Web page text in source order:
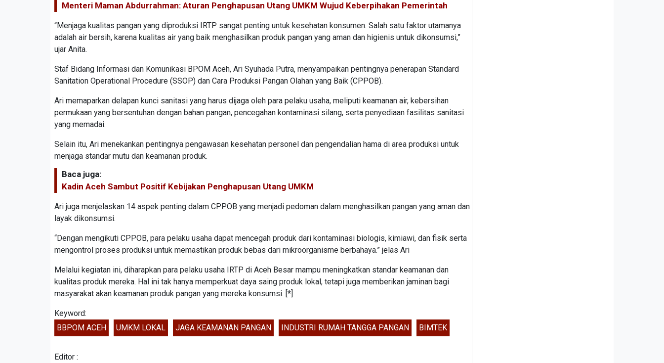
Menteri Maman Abdurrahman: Aturan Penghapusan Utang UMKM Wujud Keberpihakan Pemerintah
“Menjaga kualitas pangan yang diproduksi IRTP sangat penting untuk kesehatan konsumen. Salah satu faktor utamanya
adalah air bersih, karena kualitas air yang baik menghasilkan produk pangan yang aman dan higienis untuk dikonsumsi,”
ujar Anita.
Staf Bidang Informasi dan Komunikasi BPOM Aceh, Ari Syuhada Putra, menyampaikan pentingnya penerapan Standard
Sanitation Operational Procedure (SSOP) dan Cara Produksi Pangan Olahan yang Baik (CPPOB).
Ari memaparkan delapan kunci sanitasi yang harus dijaga oleh para pelaku usaha, meliputi keamanan air, kebersihan
permukaan yang bersentuhan dengan bahan pangan, pencegahan kontaminasi silang, serta penyediaan fasilitas sanitasi
yang memadai.
Selain itu, Ari menekankan pentingnya pengawasan kesehatan personel dan pengendalian hama di area produksi untuk
menjaga standar mutu dan keamanan produk.
Baca juga:
Kadin Aceh Sambut Positif Kebijakan Penghapusan Utang UMKM
Ari juga menjelaskan 14 aspek penting dalam CPPOB yang menjadi pedoman dalam menghasilkan pangan yang aman dan
layak dikonsumsi.
“Dengan mengikuti CPPOB, para pelaku usaha dapat mencegah produk dari kontaminasi biologis, kimiawi, dan fisik serta
mengontrol proses produksi untuk memastikan produk bebas dari mikroorganisme berbahaya.” jelas Ari
Melalui kegiatan ini, diharapkan para pelaku usaha IRTP di Aceh Besar mampu meningkatkan standar keamanan dan
kualitas produk mereka. Hal ini tak hanya memperkuat daya saing produk lokal, tetapi juga memberikan jaminan bagi
masyarakat akan keamanan produk pangan yang mereka konsumsi. [*]
Keyword:
BBPOM ACEH
UMKM LOKAL JAGA KEAMANAN PANGAN INDUSTRI RUMAH TANGGA PANGAN BIMTEK
Editor :